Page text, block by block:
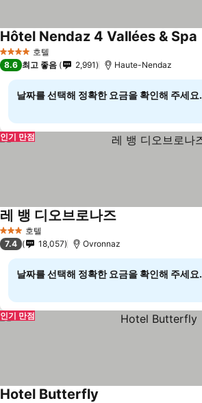
4 성급 호텔
Hôtel Nendaz 4 Vallées & Spa
8.6 최고 좋음 2,991 Haute-Nendaz
날짜를 선택해 정확한 요금을 확인해 주세요.
인기 만점
3 성급 호텔
레 뱅 디오브로나즈요금 보기
7.4 18,057 Ovronnaz
날짜를 선택해 정확한 요금을 확인해 주세요.
인기 만점
Hotel Butterfly